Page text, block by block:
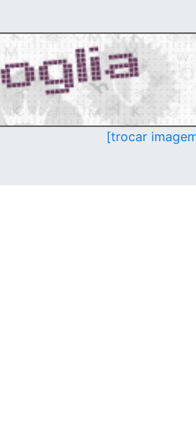
[trocar